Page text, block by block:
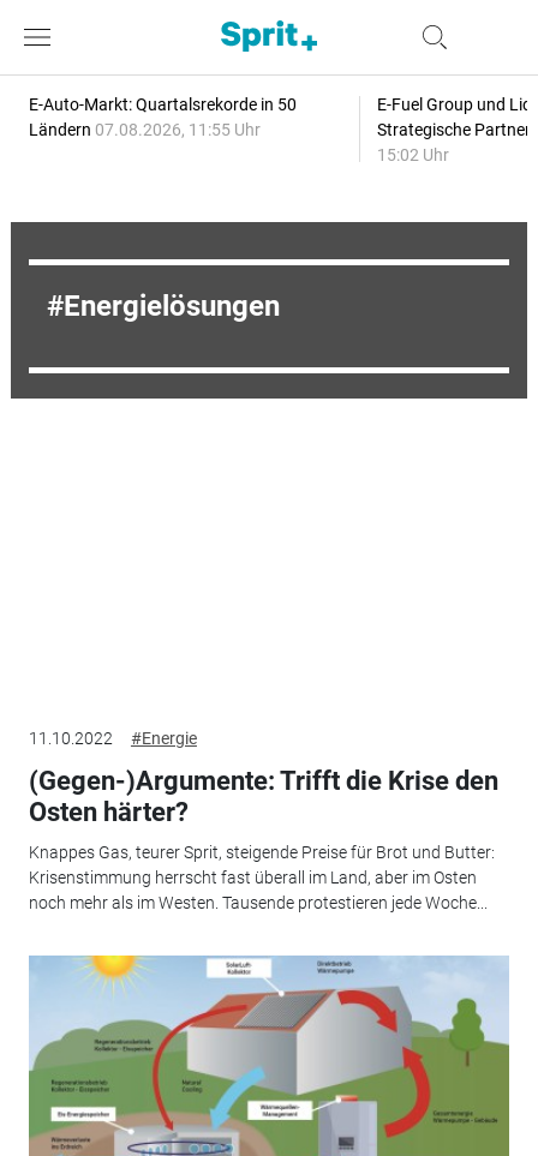
E-Auto-Markt: Quartalsrekorde in 50
Ländern 07.08.2026, 11:55 Uhr
E-Fuel Group und
Strategische
15:02 Uhr
Energielösungen
11.10.2022 #Energie
(Gegen-)Argumente: Trifft die Krise den
Osten härter?
Knappes Gas, teurer Sprit, steigende Preise für Brot und Butter:
Krisenstimmung herrscht fast überall im Land, aber im Osten
noch mehr als im Westen. Tausende protestieren jede Woche...